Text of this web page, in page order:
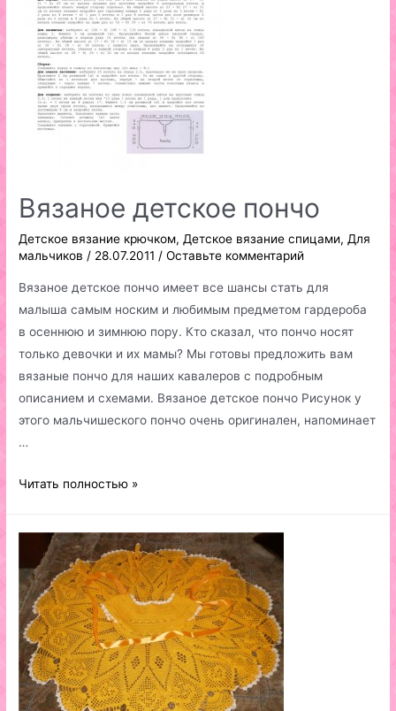
Вязаное детское пончо
Детское вязание крючком,Детское вязание спицами,Для
мальчиков / 28.07.2011 /Оставьте комментарий
Вязаное детское пончо имеет все шансы стать для
малыша самым носким и любимым предметом гардероба
в осеннюю и зимнюю пору. Кто сказал, что пончо носят
только девочки и их мамы? Мы готовы предложить вам
вязаные пончо для наших кавалеров с подробным
описанием и схемами. Вязаное детское пончо Рисунок у
этого мальчишеского пончо очень оригинален, напоминает
…
Вязаное
Читать полностью »